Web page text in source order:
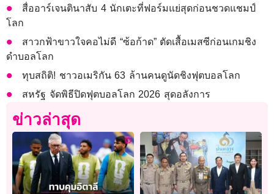
สื่ออาร์เจนตินาสับ 4 นักเตะที่ฟอร์มแย่สุดก่อนชวดแชมป์
โลก
สาวกฟ้าขาวใจคอไม่ดี “ซ้อก้าด” ตัดเสื้อเมสซีก่อนเกมชิง
ดำบอลโลก
ทุบสถิติ! ชาวอเมริกัน 63 ล้านคนดูนัดชิงฟุตบอลโลก
สหรัฐ จัดพิธีปิดฟุตบอลโลก 2026 สุดอลังการ
ข่าวล่าสุด